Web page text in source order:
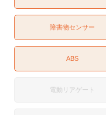
障害物センサー
ABS
電動リアゲート